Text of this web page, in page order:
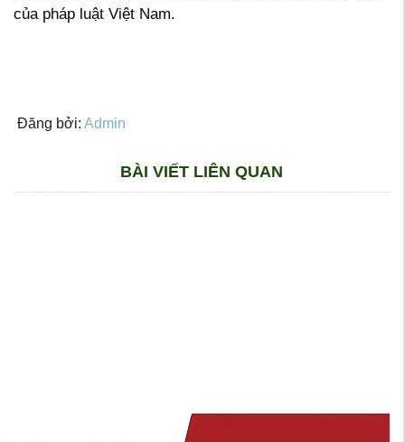
của pháp luật Việt Nam.
Đăng bởi: Admin
BÀI VIẾT LIÊN QUAN